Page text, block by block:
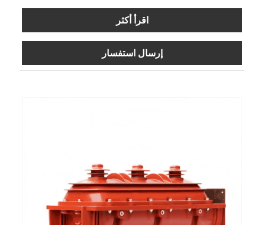
اقرأ أكثر
إرسال استفسار